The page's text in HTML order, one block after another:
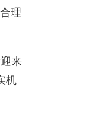
理
来
机